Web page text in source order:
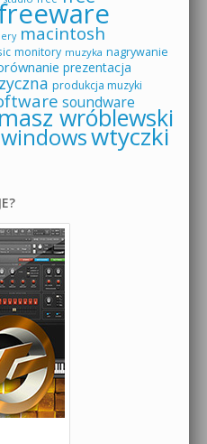
macintosh
monitory muzyka nagrywanie
prezentacja
produkcja muzyki
soundware
wróblewski
windowswtyczki